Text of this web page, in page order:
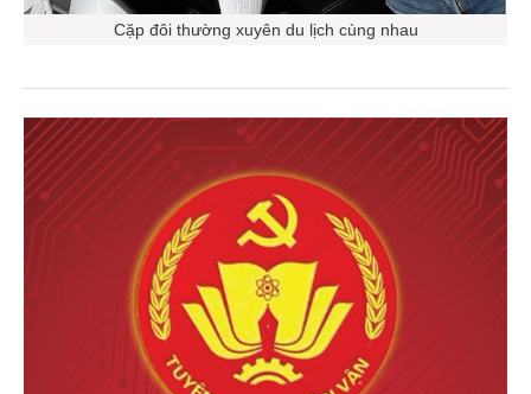
Cặp đôi thường xuyên du lịch cùng nhau